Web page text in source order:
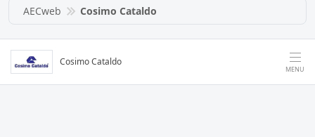
AECweb Cosimo Cataldo
Cosimo Cataldo
MENU